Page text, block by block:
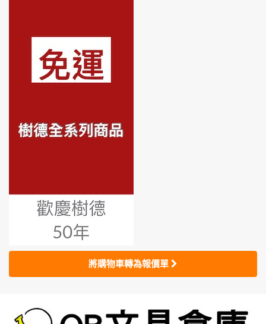
將購物車轉為報價單